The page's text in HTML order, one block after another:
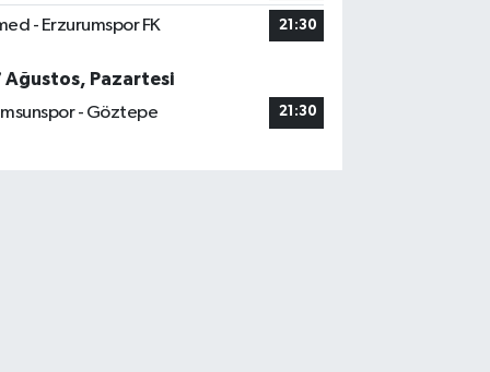
- Erzurumspor FK 21:30
Ağustos, Pazartesi
- Göztepe
21:30